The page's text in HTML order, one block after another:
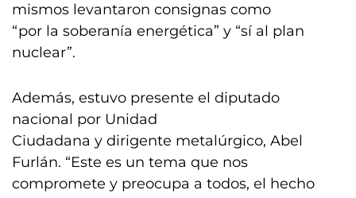
mismos levantaron consignas como
“por la soberanía energética” y “sí al plan
nuclear”.
Además, estuvo presente el diputado
nacional por Unidad
Ciudadana y dirigente metalúrgico, Abel
Furlán. “Este es un tema que nos
compromete y preocupa a todos, el hecho